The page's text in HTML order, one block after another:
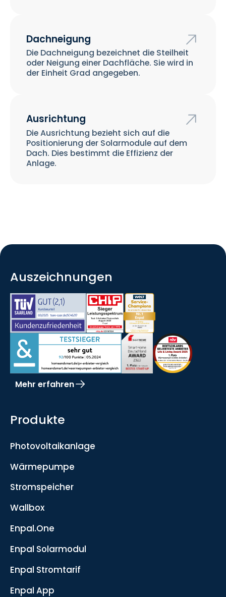
Dachneigung
Die Dachneigung bezeichnet die Steilheit
oder Neigung einer Dachfläche. Sie wird in
der Einheit Grad angegeben.
Ausrichtung
Die Ausrichtung bezieht sich auf die
Positionierung der Solarmodule auf dem
Dach. Dies bestimmt die Effizienz der
Anlage.
Auszeichnungen
Mehr erfahren
Produkte
Photovoltaikanlage
Wärmepumpe
Stromspeicher
Wallbox
Enpal.One
Enpal Solarmodul
Enpal Stromtarif
Enpal App